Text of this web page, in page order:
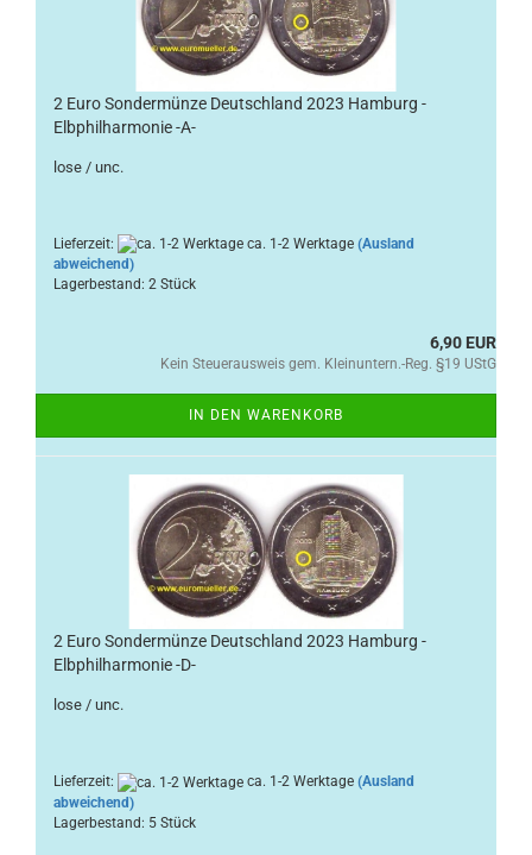
2 Euro Sondermünze Deutschland 2023 Hamburg -
Elbphilharmonie -A-
lose / unc.
Lieferzeit: ca. 1-2 Werktage (Ausland
abweichend)
Lagerbestand: 2 Stück
6,90 EUR
Kein Steuerausweis gem. Kleinuntern.-Reg. §19 UStG
IN DEN WARENKORB
2 Euro Sondermünze Deutschland 2023 Hamburg -
Elbphilharmonie -D-
lose / unc.
Lieferzeit: ca. 1-2 Werktage (Ausland
abweichend)
Lagerbestand: 5 Stück